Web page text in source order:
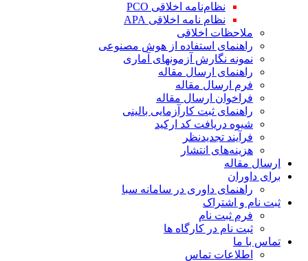
نظام‌نامه اخلاقی PCO
نظام نامه اخلاقی APA
ملاحظات اخلاقی
راهنمای استفاده از هوش مصنوعی
نمونه نگارش آزمونهای آماری
راهنمای ارسال مقاله
فرم ارسال مقاله
فراخوان ارسال مقاله
راهنمای ثبت کارآزمایی بالینی
شیوه دریافت کد ارکید
فرآیند تجدیدنظر
هزینه‌های انتشار
ارسال مقاله
برای داوران
راهنمای داوری در سامانه سبا
ثبت نام و اشتراک
فرم ثبت نام
ثبت نام در کارگاه ها
تماس با ما
اطلاعات تماس